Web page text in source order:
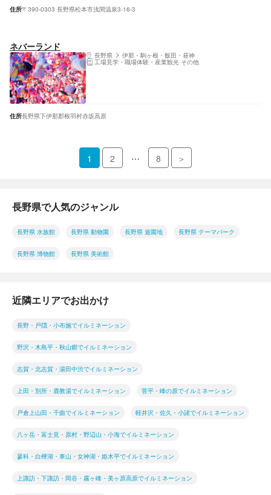
住所〒390-0303 長野県松本市浅間温泉3-16-3
ネバーランド
長野県 伊那・駒ヶ根・飯田・昼神
工場見学・職場体験・産業観光 その他
住所長野県下伊那郡根羽村赤坂高原
1 2 … 8 ＞
長野県で人気のジャンル
長野県 水族館 長野県 動物園 長野県 遊園地 長野県 テーマパーク
長野県 博物館 長野県 美術館
近隣エリアでお出かけ
長野・戸隠・小布施でイルミネーション
野沢・木島平・秋山郷でイルミネーション
志賀・北志賀・湯田中渋でイルミネーション
上田・別所・鹿教湯でイルミネーション 菅平・峰の原でイルミネーション
戸倉上山田・千曲でイルミネーション 軽井沢・佐久・小諸でイルミネーション
八ヶ岳・富士見・原村・野辺山・小海でイルミネーション
蓼科・白樺湖・車山・女神湖・姫木平でイルミネーション
上諏訪・下諏訪・岡谷・霧ヶ峰・美ヶ原高原でイルミネーション